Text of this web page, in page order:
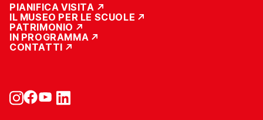
PIANIFICA VISITA
IL MUSEO PER LE SCUOLE
PATRIMONIO
IN PROGRAMMA
CONTATTI